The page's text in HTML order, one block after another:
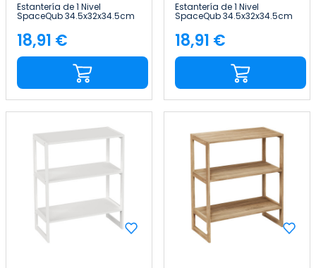
Estantería de 1 Nivel
SpaceQub 34.5x32x34.5cm
7house
Precio
18,91 €
Estantería de 1 Nivel
SpaceQub 34.5x32x34.5cm
7house
Precio
18,91 €